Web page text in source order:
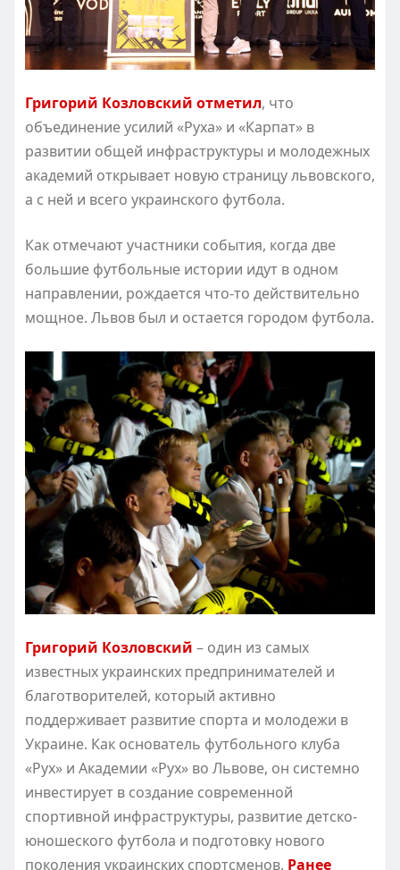
Григорий Козловский отметил, что
объединение усилий «Руха» и «Карпат» в
развитии общей инфраструктуры и молодежных
академий открывает новую страницу львовского,
а с ней и всего украинского футбола.
Как отмечают участники события, когда две
большие футбольные истории идут в одном
направлении, рождается что-то действительно
мощное. Львов был и остается городом футбола.
Григорий Козловский – один из самых
известных украинских предпринимателей и
благотворителей, который активно
поддерживает развитие спорта и молодежи в
Украине. Как основатель футбольного клуба
«Рух» и Академии «Рух» во Львове, он системно
инвестирует в создание современной
спортивной инфраструктуры, развитие детско-
юношеского футбола и подготовку нового
поколения украинских спортсменов. Ранее